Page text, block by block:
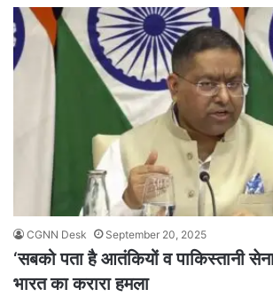
CGNN Desk September 20, 2025
‘सबको पता है आतंकियों व पाकिस्तानी
भारत का करारा हमला